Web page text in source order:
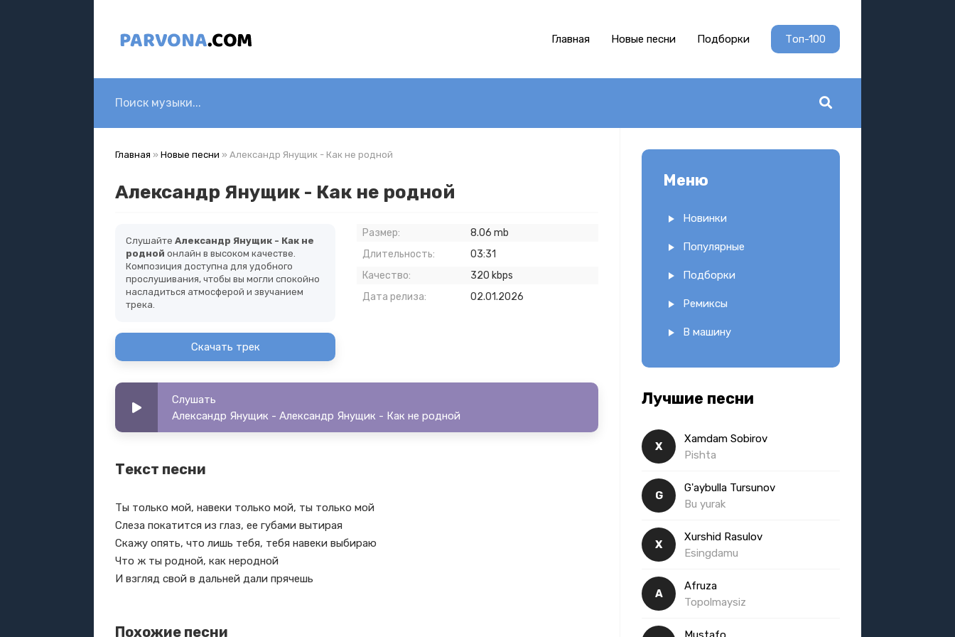
Главная Новые песни Подборки Топ-100
Главная » Новые песни » Александр Янущик - Как не родной
Александр Янущик - Как не родной
Слушайте Александр Янущик - Как не
родной онлайн в высоком качестве.
Композиция доступна для удобного
прослушивания, чтобы вы могли спокойно
насладиться атмосферой и звучанием
трека.
Скачать трек
Размер:
8.06 mb
Длительность:
03:31
Качество:
320 kbps
Дата релиза:
02.01.2026
Слушать
Александр Янущик - Александр Янущик - Как не родной
Текст песни
Ты только мой, навеки только мой, ты только мой
Слеза покатится из глаз, ее губами вытирая
Скажу опять, что лишь тебя, тебя навеки выбираю
Что ж ты родной, как неродной
И взгляд свой в дальней дали прячешь
Похожие песни
Меню
Новинки
Популярные
Подборки
Ремиксы
В машину
Лучшие песни
X
Xamdam Sobirov
Pishta
G
G'aybulla Tursunov
Bu yurak
X
Xurshid Rasulov
Esingdamu
A
Afruza
Topolmaysiz